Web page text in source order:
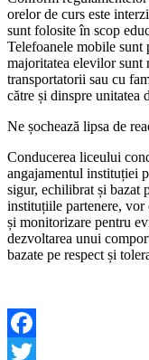
orelor de curs este
sunt folosite în scop
Telefoanele mobile sunt
majoritatea elevilor sunt
transportatorii sau cu
către și dinspre unitatea
Ne șochează lipsa de
Conducerea liceului
angajamentul instituției
sigur, echilibrat și bazat
instituțiile partenere,
și monitorizare pentru
dezvoltarea unui
bazate pe respect și
Facebook